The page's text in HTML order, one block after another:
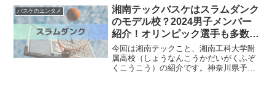
る」時代。この記事では、バスケットボ
ール界で注目を集め...
バスケのエンタメ
湘南テックバスケはスラムダンク
のモデル校？2024男子メンバー
紹介！オリンピック選手も多数輩
出！
今回は湘南テックこと、湘南工科大学附
属高校（しょうなんこうかだいがくふぞ
くこうこう）の紹介です。神奈川県予選